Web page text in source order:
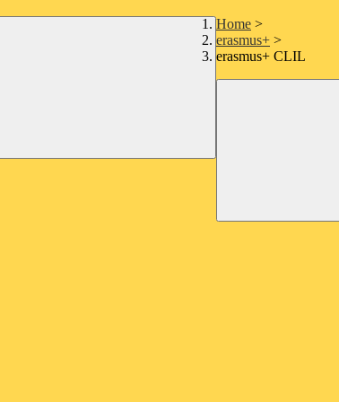
Home >
erasmus+ >
erasmus+ CLIL